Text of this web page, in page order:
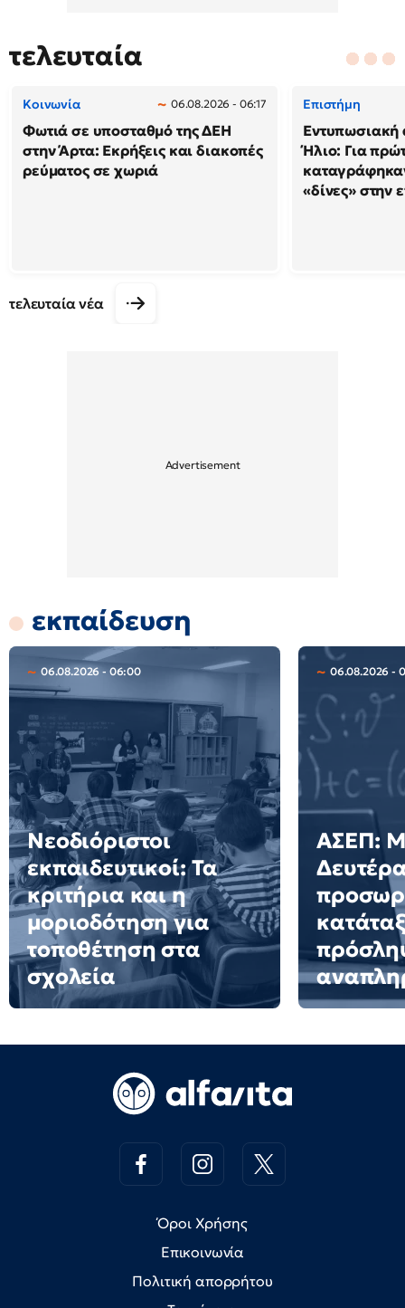
τελευταία
Κοινωνία 06.08.2026 - 06:17
Φωτιά σε υποσταθμό της ΔΕΗ
στην Άρτα: Εκρήξεις και διακοπές
ρεύματος σε χωριά
Επιστήμη
Ήλιο: Για
«δίνες» στην
τελευταία νέα
εκπαίδευση
06.08.2026 - 06:00
Νεοδιόριστοι
εκπαιδευτικοί: Τα
κριτήρια και η
μοριοδότηση για
τοποθέτηση στα
σχολεία
06.08.2026 -
ΑΣΕΠ:
Όροι Χρήσης
Επικοινωνία
Πολιτική απορρήτου